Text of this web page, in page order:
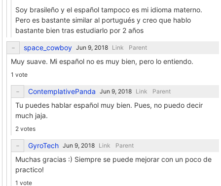
Soy brasileño y el español tampoco es mi idioma materno.
Pero es bastante similar al portugués y creo que hablo
bastante bien tras estudiarlo por 2 años
space_cowboy Link Parent
Muy suave. Mi español no es muy bien, pero lo entiendo.
1 vote
ContemplativePanda Link Parent
Tu puedes hablar español muy bien. Pues, no puedo decir
much jaja.
2 votes
GyroTech Link Parent
Muchas gracias :) Siempre se puede mejorar con un poco de
practico!
1 vote